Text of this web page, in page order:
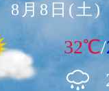
8月8日(土)
32℃/